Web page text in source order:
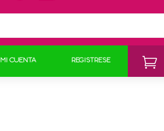
MI CUENTA REGISTRESE 